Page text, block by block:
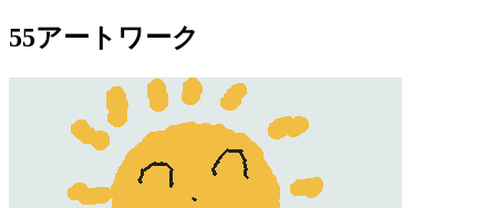
55アートワーク